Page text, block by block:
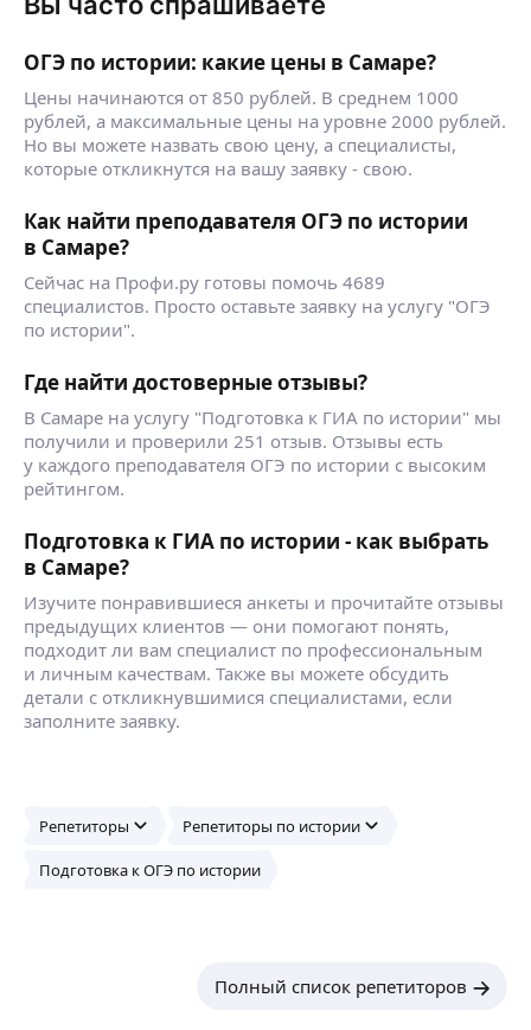
ОГЭ по истории: какие цены в Самаре?
Цены начинаются от 850 рублей. В среднем 1000
рублей, а максимальные цены на уровне 2000 рублей.
Но вы можете назвать свою цену, а специалисты,
которые откликнутся на вашу заявку - свою.
Как найти преподавателя ОГЭ по истории
в Самаре?
Сейчас на Профи.ру готовы помочь 4689
специалистов. Просто оставьте заявку на услугу "ОГЭ
по истории".
Где найти достоверные отзывы?
В Самаре на услугу "Подготовка к ГИА по истории" мы
получили и проверили 251 отзыв. Отзывы есть
у каждого преподавателя ОГЭ по истории с высоким
рейтингом.
Подготовка к ГИА по истории - как выбрать
в Самаре?
Изучите понравившиеся анкеты и прочитайте отзывы
предыдущих клиентов — они помогают понять,
подходит ли вам специалист по профессиональным
и личным качествам. Также вы можете обсудить
детали с откликнувшимися специалистами, если
заполните заявку.
Репетиторы Репетиторы по истории
Подготовка к ОГЭ по истории
Полный список репетиторов